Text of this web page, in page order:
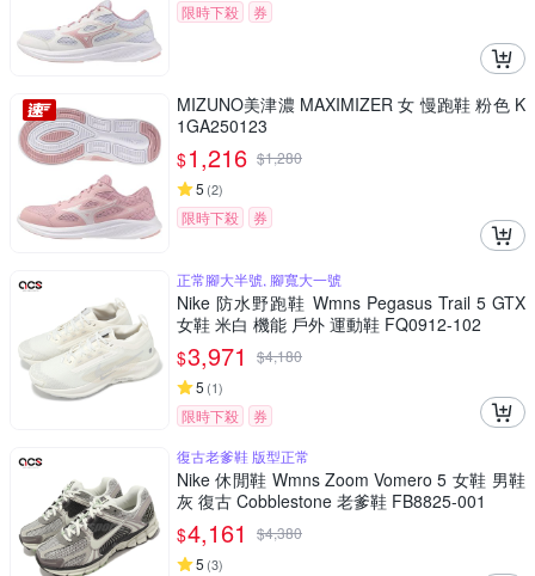
限時下殺
券
MIZUNO美津濃 MAXIMIZER 女 慢跑鞋 粉色 K
1GA250123
$1,216 $1,280
5 (2)
限時下殺 券
正常腳大半號, 腳寬大一號
Nike 防水野跑鞋 Wmns Pegasus Trail 5 GTX
女鞋 米白 機能 戶外 運動鞋 FQ0912-102
$3,971 $4,180
5 (1)
限時下殺
券
復古老爹鞋 版型正常
Nike 休閒鞋 Wmns Zoom Vomero 5 女鞋 男鞋
灰 復古 Cobblestone 老爹鞋 FB8825-001
$4,161 $4,380
5 (3)